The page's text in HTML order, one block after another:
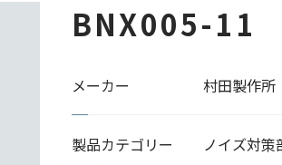
BNX005-11
メーカー 村田製作所
製品カテゴリー ノイズ対